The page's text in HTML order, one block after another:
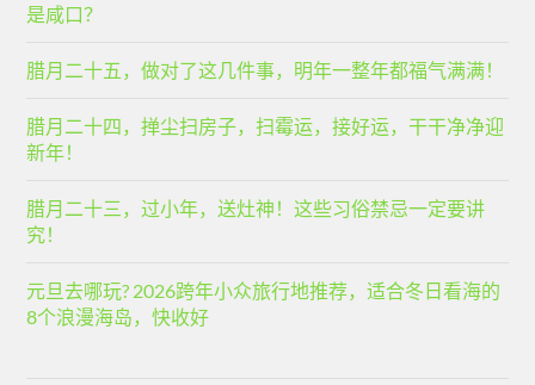
是咸口？
腊月二十五，做对了这几件事，明年一整年都福气满满！
腊月二十四，掸尘扫房子，扫霉运，接好运，干干净净迎
新年！
腊月二十三，过小年，送灶神！这些习俗禁忌一定要讲
究！
元旦去哪玩? 2026跨年小众旅行地推荐，适合冬日看海的
8个浪漫海岛，快收好